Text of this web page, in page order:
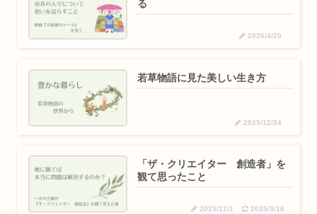
る
2026/4/20
若草物語に見た美しい生き方
2025/12/24
「ザ・クリエイター 創造者」を
観て思ったこと
2023/11/1 2025/3/16